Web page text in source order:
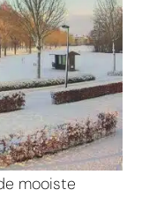
mooiste